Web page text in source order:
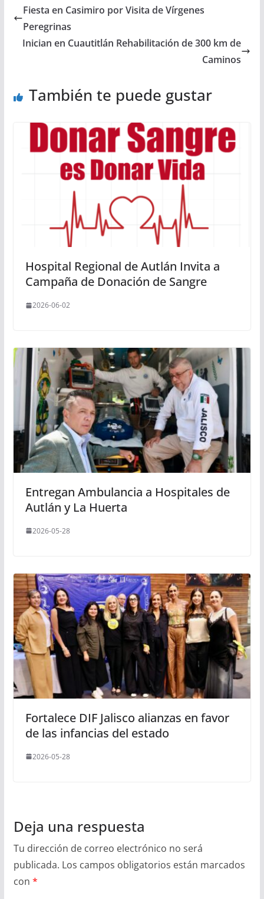
Fiesta en Casimiro por Visita de Vírgenes
Peregrinas
Inician en Cuautitlán Rehabilitación de 300 km de
Caminos
También te puede gustar
Hospital Regional de Autlán Invita a
Campaña de Donación de Sangre
2026-06-02
Entregan Ambulancia a Hospitales de
Autlán y La Huerta
2026-05-28
Fortalece DIF Jalisco alianzas en favor
de las infancias del estado
2026-05-28
Deja una respuesta
Tu dirección de correo electrónico no será
publicada. Los campos obligatorios están marcados
con *